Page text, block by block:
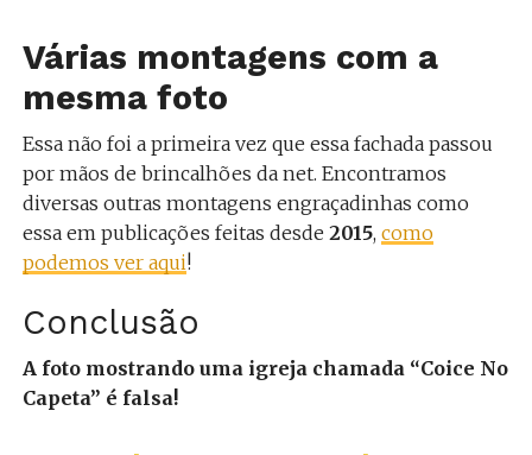
Várias montagens com a
mesma foto
Essa não foi a primeira vez que essa fachada passou
por mãos de brincalhões da net. Encontramos
diversas outras montagens engraçadinhas como
essa em publicações feitas desde 2015, como
podemos ver aqui!
Conclusão
A foto mostrando uma igreja chamada “Coice No
Capeta” é falsa!